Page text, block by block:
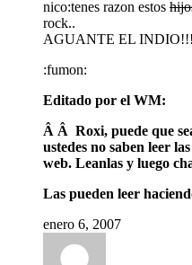
nico:tenes razon estos
rock..
AGUANTE EL
:fumon:
Editado por el WM:
Â Â Roxi, puede que
ustedes no saben leer
web. Leanlas y luego
Las pueden leer
enero 6, 2007